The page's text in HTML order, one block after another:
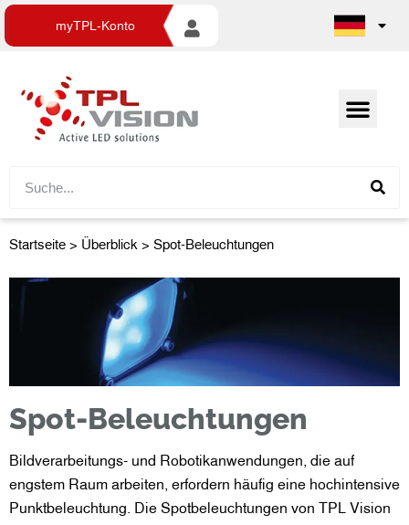
myTPL-Konto
Startseite > Überblick > Spot-Beleuchtungen
Spot-Beleuchtungen
Bildverarbeitungs- und Robotikanwendungen, die auf
engstem Raum arbeiten, erfordern häufig eine hochintensive
Punktbeleuchtung. Die Spotbeleuchtungen von TPL Vision